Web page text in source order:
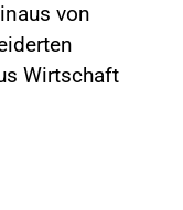
von
Wirtschaft